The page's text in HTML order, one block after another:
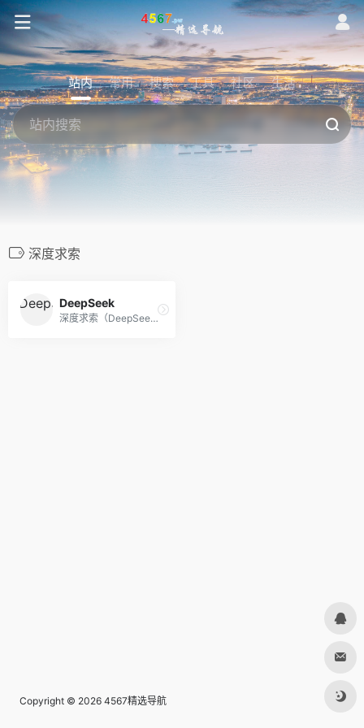
站内 常用 搜索 工具 社区 生活
深度求索
DeepSeek
深度求索（DeepSeek），成立于2023年，专注于研究世界领先的通用人工智能底层模型与技术，挑战人工智能前沿性难题。基于自研训练框架、自建智算集群和万卡算力等资源，深度求索团队仅用半年时间便已发布并开源多个百亿级参数大模型，如DeepSeek-LLM通用大语言模型、DeepSeek-Coder代码大模型，并在2024年1月率先开源国内首个MoE大模型（DeepSeek-MoE），各大模型在公开评测榜单及真实样本外的泛化效果均有超越同级别模型的出色表现。和 DeepSeek AI 对话，轻松接入 API。
Copyright © 2026 4567精选导航